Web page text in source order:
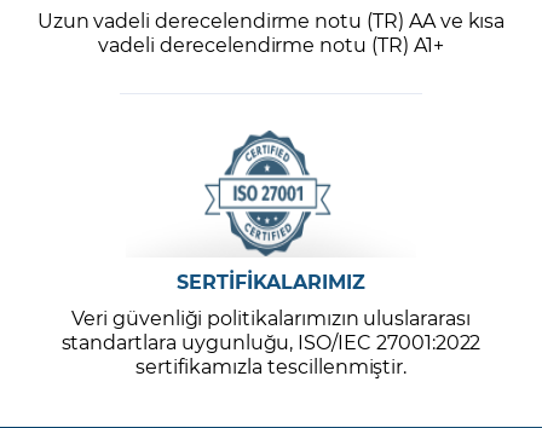
Uzun vadeli derecelendirme notu (TR) AA ve kısa
vadeli derecelendirme notu (TR) A1+
SERTİFİKALARIMIZ
Veri güvenliği politikalarımızın uluslararası
standartlara uygunluğu, ISO/IEC 27001:2022
sertifikamızla tescillenmiştir.